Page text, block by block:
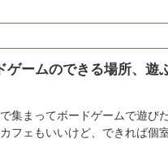
ゲームのできる場所、遊
集まってボードゲームで遊び
フェもいいけど、できれば個